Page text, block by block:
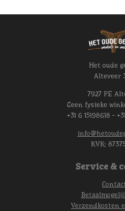
Het oude
Alteveer
7927 PE
Geen fysieke
+31 6 15198618 -
KVK:
Service &
Verzendkosten